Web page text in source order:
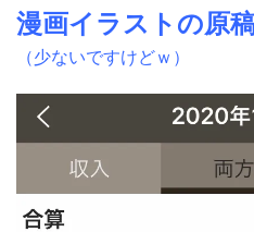
漫画イラストの原
（少ないですけどｗ）